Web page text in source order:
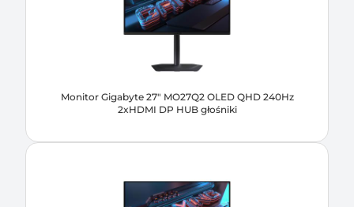
Monitor Gigabyte 27" MO27Q2 OLED QHD 240Hz
2xHDMI DP HUB głośniki